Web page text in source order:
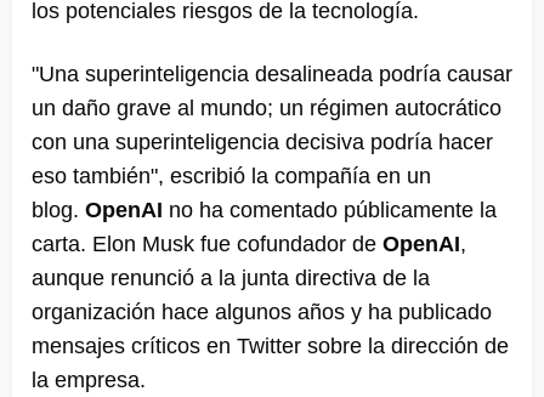
los potenciales riesgos de la tecnología.
"Una superinteligencia desalineada podría causar
un daño grave al mundo; un régimen autocrático
con una superinteligencia decisiva podría hacer
eso también", escribió la compañía en un
blog. OpenAI no ha comentado públicamente la
carta. Elon Musk fue cofundador de OpenAI,
aunque renunció a la junta directiva de la
organización hace algunos años y ha publicado
mensajes críticos en Twitter sobre la dirección de
la empresa.